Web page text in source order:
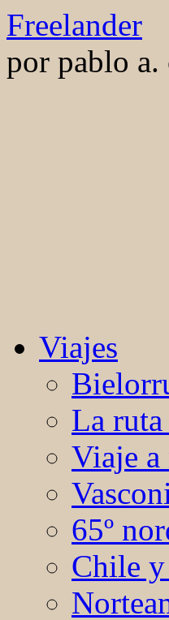
Saltar
al
contenido
Freelander
por pablo
Viajes
La
Viaje a
65º
Chile y